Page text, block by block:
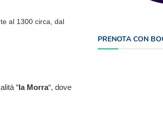
al 1300 circa, dal
“la Morra“, dove
PRENOTA CON